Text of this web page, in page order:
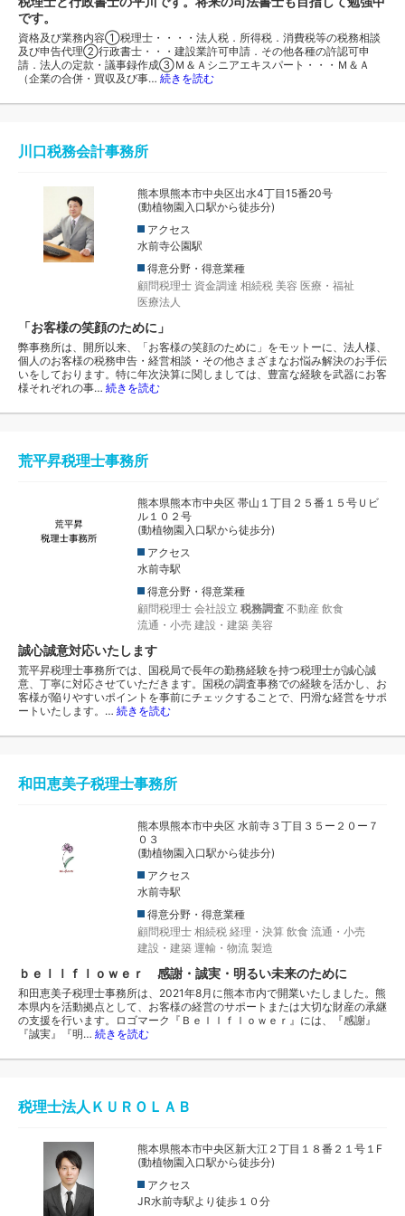
です。
資格及び業務内容①税理士・・・・法人税．所得税．消費税等の税務相談
及び申告代理②行政書士・・・建設業許可申請．その他各種の許認可申
請．法人の定款・議事録作成③Ｍ＆Ａシニアエキスパート・・・Ｍ＆Ａ
（企業の合併・買収及び事… 続きを読む
川口税務会計事務所
熊本県熊本市中央区出水4丁目15番20号
(動植物園入口駅から徒歩分)
アクセス
水前寺公園駅
得意分野・得意業種
顧問税理士 資金調達 相続税 美容 医療・福祉
医療法人
「お客様の笑顔のために」
弊事務所は、開所以来、「お客様の笑顔のために」をモットーに、法人様、
個人のお客様の税務申告・経営相談・その他さまざまなお悩み解決のお手伝
いをしております。特に年次決算に関しましては、豊富な経験を武器にお客
様それぞれの事… 続きを読む
荒平昇税理士事務所
熊本県熊本市中央区 帯山１丁目２５番１５号Ｕビ
ル１０２号
(動植物園入口駅から徒歩分)
アクセス
水前寺駅
得意分野・得意業種
顧問税理士 会社設立 税務調査 不動産 飲食
流通・小売 建設・建築 美容
誠心誠意対応いたします
荒平昇税理士事務所では、国税局で長年の勤務経験を持つ税理士が誠心誠
意、丁寧に対応させていただきます。国税の調査事務での経験を活かし、お
客様が陥りやすいポイントを事前にチェックすることで、円滑な経営をサポ
ートいたします。… 続きを読む
和田恵美子税理士事務所
熊本県熊本市中央区 水前寺３丁目３５ー２０ー７
０３
(動植物園入口駅から徒歩分)
アクセス
水前寺駅
得意分野・得意業種
顧問税理士 相続税 経理・決算 飲食 流通・小売
建設・建築 運輸・物流 製造
ｂｅｌｌｆｌｏｗｅｒ 感謝・誠実・明るい未来のために
和田恵美子税理士事務所は、2021年8月に熊本市内で開業いたしました。熊
本県内を活動拠点として、お客様の経営のサポートまたは大切な財産の承継
の支援を行います。ロゴマーク『Ｂｅｌｌｆｌｏｗｅｒ』には、『感謝』
『誠実』『明… 続きを読む
税理士法人ＫＵＲＯＬＡＢ
熊本県熊本市中央区新大江２丁目１８番２１号１F
(動植物園入口駅から徒歩分)
アクセス
JR水前寺駅より徒歩１０分